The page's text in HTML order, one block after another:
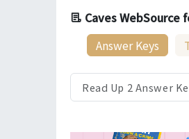
Caves WebSource
Answer Keys
Read Up 2 Answer